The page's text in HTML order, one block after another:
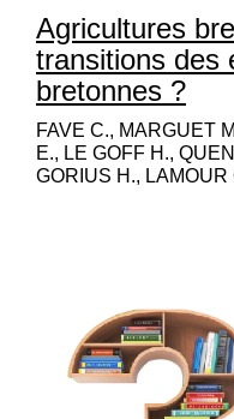
Agricultures
transitions des
bretonnes ?
FAVE C., MARGUET
E., LE GOFF H.,
GORIUS H.,